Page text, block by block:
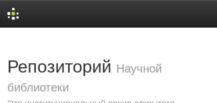
Репозиторий Научной
библиотеки